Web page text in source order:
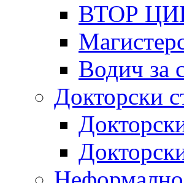
ВТОР
Водич за
Докторски